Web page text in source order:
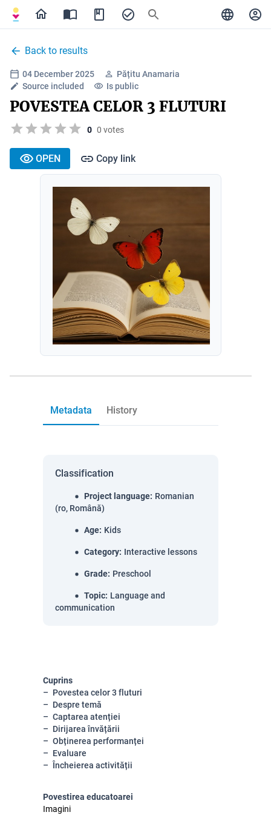
Back to results
04 December 2025
Pățitu Anamaria
Source included
Is public
POVESTEA CELOR 3 FLUTURI
0 0 votes
OPEN Copy link
Metadata History
Classification
Project language: Romanian
(ro, Română)
Age: Kids
Category: Interactive lessons
Grade: Preschool
Topic: Language and
communication
Cuprins
Povestea celor 3 fluturi
Despre temă
Captarea atenției
Dirijarea învățării
Obținerea performanței
Evaluare
Încheierea activității
Povestirea educatoarei
Imagini